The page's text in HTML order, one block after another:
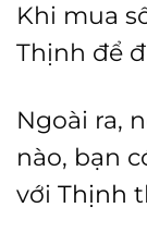
Khi mua
Thịnh để
Ngoài ra,
nào, bạn
với Thịnh